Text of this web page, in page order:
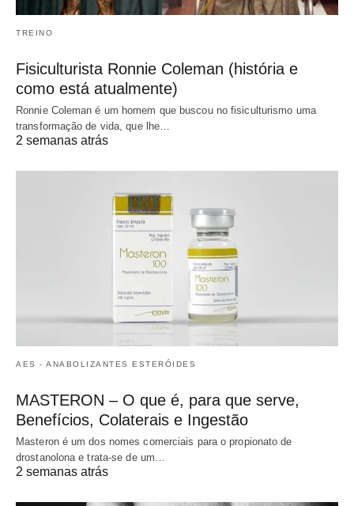
TREINO
Fisiculturista Ronnie Coleman (história e
como está atualmente)
Ronnie Coleman é um homem que buscou no fisiculturismo uma
transformação de vida, que lhe…
2 semanas atrás
AES - ANABOLIZANTES ESTERÓIDES
MASTERON – O que é, para que serve,
Benefícios, Colaterais e Ingestão
Masteron é um dos nomes comerciais para o propionato de
drostanolona e trata-se de um…
2 semanas atrás